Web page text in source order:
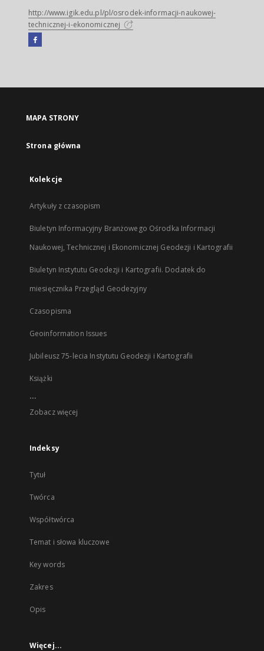
http://www.igik.edu.pl/pl/osrodek-informacji-naukowej-
technicznej-i-ekonomicznej
Facebook
się
karcie
MAPA STRONY
Strona główna
Kolekcje
Artykuły z czasopism
Biuletyn Informacyjny Branżowego Ośrodka Informacji
Naukowej, Technicznej i Ekonomicznej Geodezji i Kartografii
Biuletyn Instytutu Geodezji i Kartografii. Dodatek do
miesięcznika Przegląd Geodezyjny
Czasopisma
Geoinformation Issues
Jubileusz 75-lecia Instytutu Geodezji i Kartografii
Książki
...
Zobacz więcej
Indeksy
Tytuł
Twórca
Współtwórca
Temat i słowa kluczowe
Key words
Zakres
Opis
Więcej...